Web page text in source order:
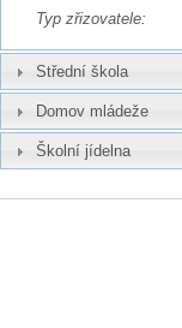
Typ zřizovatele:
Střední škola
Domov mládeže
Školní jídelna